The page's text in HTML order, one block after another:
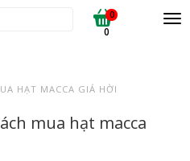
0
0
HẠT MACCA GIÁ HỜI
mua hạt macca